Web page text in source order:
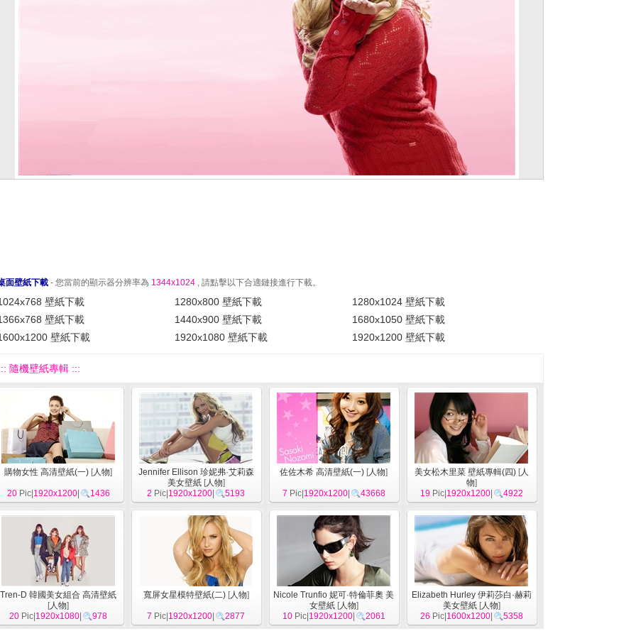
面壁紙下載 - 您當前的顯示器分辨率為 1344x1024 , 請點擊以下合適鏈接進行下載。
壁紙下載 1280x800 壁紙下載
1280x1024 壁紙下載
壁紙下載
1440x900 壁紙下載
1680x1050 壁紙下載
壁紙下載
1920x1080 壁紙下載 1920x1200 壁紙下載
隨機壁紙專輯 :::
購物女性 高清壁紙(一) [人物]
20Pic| 1920x1200| 1436
Jennifer Ellison 珍妮弗·艾莉森
美女壁紙[人物]
2 Pic| 1920x1200 5193
佐佐木希 高清壁紙(一) [人物]
7 Pic| 1920x1200| 43668
美女松木里菜 壁紙專輯(四)[人
物]
19Pic| 1920x1200| 4922
Tren-D 韓國美女組合 高清壁紙
[人物]
20 Pic| 1920x1080 978
寬屏女星模特壁紙(二)[人物]
7 Pic| 1920x1200 2877
Nicole Trunfio 妮可·特倫菲奧 美
女壁紙[人物]
10Pic| 1920x1200| 2061
Elizabeth Hurley 伊莉莎白·赫莉
美女壁紙[人物]
26 Pic| 1600x1200| 5358